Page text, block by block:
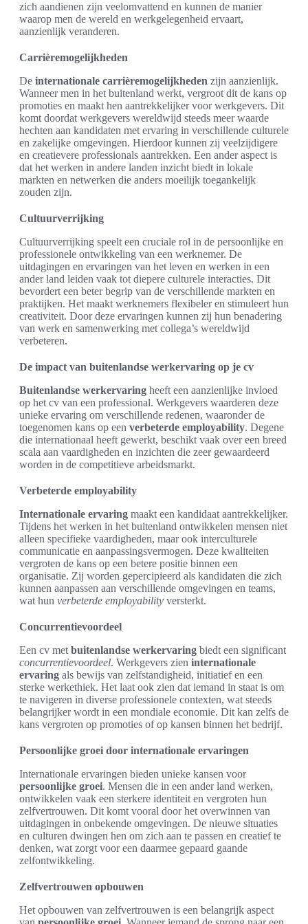
zich aandienen zijn veelomvattend en kunnen de manier
waarop men de wereld en werkgelegenheid ervaart,
aanzienlijk veranderen.
Carrièremogelijkheden
De internationale carrièremogelijkheden zijn aanzienlijk.
Wanneer men in het buitenland werkt, vergroot dit de kans op
promoties en maakt hen aantrekkelijker voor werkgevers. Dit
komt doordat werkgevers wereldwijd steeds meer waarde
hechten aan kandidaten met ervaring in verschillende culturele
en zakelijke omgevingen. Hierdoor kunnen zij veelzijdigere
en creatievere professionals aantrekken. Een ander aspect is
dat het werken in andere landen inzicht biedt in lokale
markten en netwerken die anders moeilijk toegankelijk
zouden zijn.
Cultuurverrijking
Cultuurverrijking speelt een cruciale rol in de persoonlijke en
professionele ontwikkeling van een werknemer. De
uitdagingen en ervaringen van het leven en werken in een
ander land leiden vaak tot diepere culturele interacties. Dit
bevordert een beter begrip van de verschillende markten en
praktijken. Het maakt werknemers flexibeler en stimuleert hun
creativiteit. Door deze ervaringen kunnen zij hun benadering
van werk en samenwerking met collega’s wereldwijd
verbeteren.
De impact van buitenlandse werkervaring op je cv
Buitenlandse werkervaring heeft een aanzienlijke invloed
op het cv van een professional. Werkgevers waarderen deze
unieke ervaring om verschillende redenen, waaronder de
toegenomen kans op een verbeterde employability. Degene
die internationaal heeft gewerkt, beschikt vaak over een breed
scala aan vaardigheden en inzichten die zeer gewaardeerd
worden in de competitieve arbeidsmarkt.
Verbeterde employability
Internationale ervaring maakt een kandidaat aantrekkelijker.
Tijdens het werken in het buitenland ontwikkelen mensen niet
alleen specifieke vaardigheden, maar ook interculturele
communicatie en aanpassingsvermogen. Deze kwaliteiten
vergroten de kans op een betere positie binnen een
organisatie. Zij worden gepercipieerd als kandidaten die zich
kunnen aanpassen aan verschillende omgevingen en teams,
wat hun verbeterde employability versterkt.
Concurrentievoordeel
Een cv met buitenlandse werkervaring biedt een significant
concurrentievoordeel. Werkgevers zien internationale
ervaring als bewijs van zelfstandigheid, initiatief en een
sterke werkethiek. Het laat ook zien dat iemand in staat is om
te navigeren in diverse professionele contexten, wat steeds
belangrijker wordt in een mondiale economie. Dit kan zelfs de
kans vergroten op promoties of op kansen binnen het bedrijf.
Persoonlijke groei door internationale ervaringen
Internationale ervaringen bieden unieke kansen voor
persoonlijke groei. Mensen die in een ander land werken,
ontwikkelen vaak een sterkere identiteit en vergroten hun
zelfvertrouwen. Dit komt vooral door het overwinnen van
uitdagingen in onbekende omgevingen. De nieuwe situaties
en culturen dwingen hen om zich aan te passen en creatief te
denken, wat zorgt voor een daarmee gepaard gaande
zelfontwikkeling.
Zelfvertrouwen opbouwen
Het opbouwen van zelfvertrouwen is een belangrijk aspect